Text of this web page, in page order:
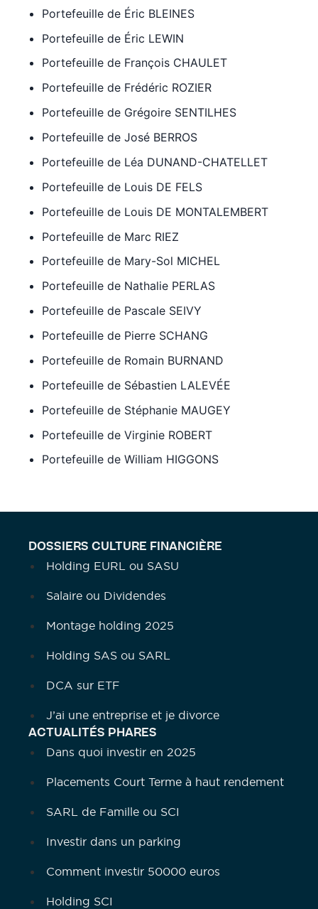
Portefeuille de Éric BLEINES
Portefeuille de Éric LEWIN
Portefeuille de François CHAULET
Portefeuille de Frédéric ROZIER
Portefeuille de Grégoire SENTILHES
Portefeuille de José BERROS
Portefeuille de Léa DUNAND-CHATELLET
Portefeuille de Louis DE FELS
Portefeuille de Louis DE MONTALEMBERT
Portefeuille de Marc RIEZ
Portefeuille de Mary-Sol MICHEL
Portefeuille de Nathalie PERLAS
Portefeuille de Pascale SEIVY
Portefeuille de Pierre SCHANG
Portefeuille de Romain BURNAND
Portefeuille de Sébastien LALEVÉE
Portefeuille de Stéphanie MAUGEY
Portefeuille de Virginie ROBERT
Portefeuille de William HIGGONS
DOSSIERS CULTURE FINANCIÈRE
Holding EURL ou SASU
Salaire ou Dividendes
Montage holding 2025
Holding SAS ou SARL
DCA sur ETF
J’ai une entreprise et je divorce
ACTUALITÉS PHARES
Dans quoi investir en 2025
Placements Court Terme à haut rendement
SARL de Famille ou SCI
Investir dans un parking
Comment investir 50000 euros
Holding SCI